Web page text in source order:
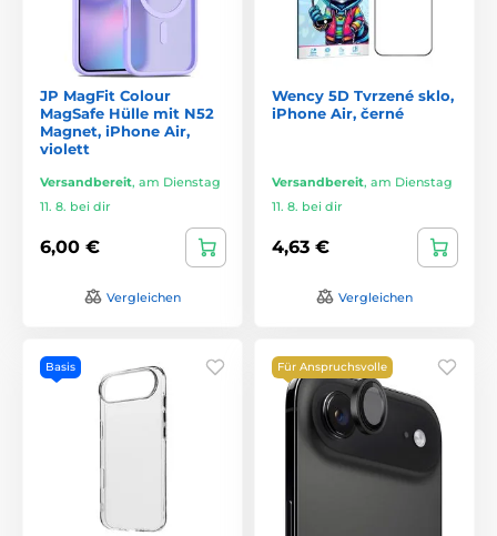
JP MagFit Colour
MagSafe Hülle mit N52
Magnet, iPhone Air,
violett
Versandbereit, am Dienstag
11. 8. bei dir
6,00 €
Vergleichen
Wency 5D Tvrzené sklo,
iPhone Air, černé
Versandbereit, am Dienstag
11. 8. bei dir
4,63 €
Vergleichen
Basis Für Anspruchsvolle